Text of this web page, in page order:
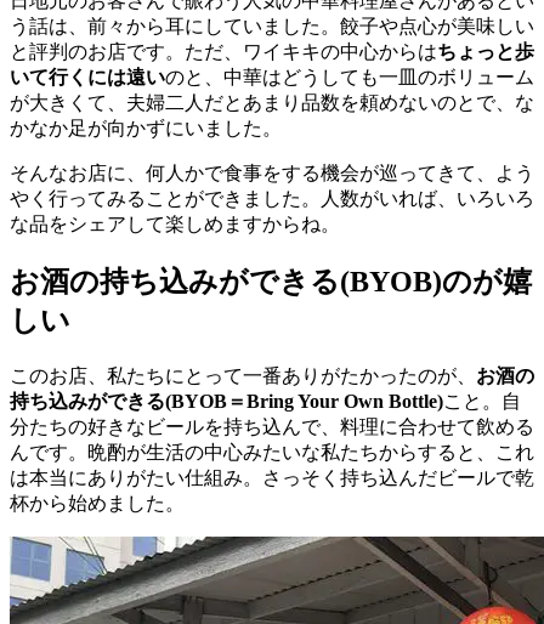
う話は、前々から耳にしていました。餃子や点心が美味しい
と評判のお店です。ただ、ワイキキの中心からはちょっと歩
いて行くには遠いのと、中華はどうしても一皿のボリューム
が大きくて、夫婦二人だとあまり品数を頼めないのとで、な
かなか足が向かずにいました。
そんなお店に、何人かで食事をする機会が巡ってきて、よう
やく行ってみることができました。人数がいれば、いろいろ
な品をシェアして楽しめますからね。
お酒の持ち込みができる(BYOB)のが嬉
しい
このお店、私たちにとって一番ありがたかったのが、 お酒の
持ち込みができる(BYOB＝Bring Your Own Bottle)こと。自
分たちの好きなビールを持ち込んで、料理に合わせて飲める
んです。晩酌が生活の中心みたいな私たちからすると、これ
は本当にありがたい仕組み。さっそく持ち込んだビールで乾
杯から始めました。